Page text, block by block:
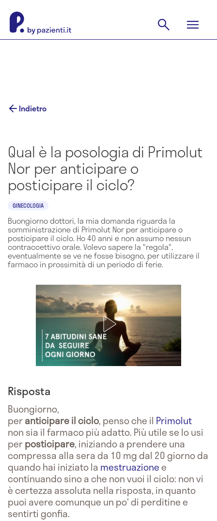
Indietro
Qual è la posologia di Primolut
Nor per anticipare o
posticipare il ciclo?
GINECOLOGIA
Buongiorno dottori, la mia domanda riguarda la
somministrazione di Primolut Nor per anticipare o
posticipare il ciclo. Ho 40 anni e non assumo nessun
contraccettivo orale. Volevo sapere la "regola",
eventualmente se ve ne fosse bisogno, per utilizzare il
farmaco in prossimità di un periodo di ferie.
Risposta
Buongiorno,
peranticipare il ciclo, penso che il Primolut
non sia il farmaco più adatto. Più utile se lo usi
perposticipare, iniziando a prendere una
compressa alla sera da 10 mg dal 20 giorno da
quando hai iniziato la mestruazionee
continuando sino a che non vuoi il ciclo: non vi
è certezza assoluta nella risposta, in quanto
puoi avere comunque un po' di perditine e
sentirti gonfia.